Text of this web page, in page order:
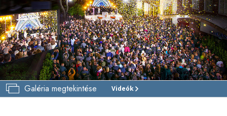
Galéria megtekintése Videók
SYDNEY-